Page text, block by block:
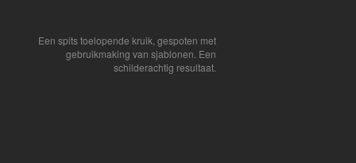
Een spits toelopende kruik, gespoten met
gebruikmaking van sjablonen. Een
schilderachtig resultaat.